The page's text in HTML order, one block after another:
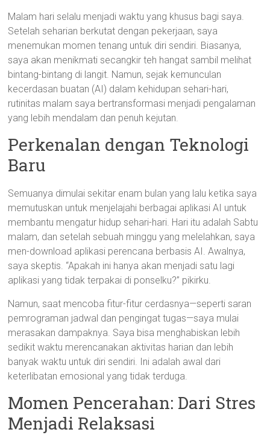
Malam hari selalu menjadi waktu yang khusus bagi saya.
Setelah seharian berkutat dengan pekerjaan, saya
menemukan momen tenang untuk diri sendiri. Biasanya,
saya akan menikmati secangkir teh hangat sambil melihat
bintang-bintang di langit. Namun, sejak kemunculan
kecerdasan buatan (AI) dalam kehidupan sehari-hari,
rutinitas malam saya bertransformasi menjadi pengalaman
yang lebih mendalam dan penuh kejutan.
Perkenalan dengan Teknologi
Baru
Semuanya dimulai sekitar enam bulan yang lalu ketika saya
memutuskan untuk menjelajahi berbagai aplikasi AI untuk
membantu mengatur hidup sehari-hari. Hari itu adalah Sabtu
malam, dan setelah sebuah minggu yang melelahkan, saya
men-download aplikasi perencana berbasis AI. Awalnya,
saya skeptis. “Apakah ini hanya akan menjadi satu lagi
aplikasi yang tidak terpakai di ponselku?” pikirku.
Namun, saat mencoba fitur-fitur cerdasnya—seperti saran
pemrograman jadwal dan pengingat tugas—saya mulai
merasakan dampaknya. Saya bisa menghabiskan lebih
sedikit waktu merencanakan aktivitas harian dan lebih
banyak waktu untuk diri sendiri. Ini adalah awal dari
keterlibatan emosional yang tidak terduga.
Momen Pencerahan: Dari Stres
Menjadi Relaksasi